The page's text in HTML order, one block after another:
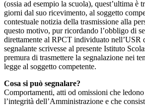
(ossia ad esempio la scuola), quest’ultima è
giorni dal suo ricevimento, al soggetto
contestuale notizia della trasmissione alla
questo motivo, pur ricordando l’obbligo di
direttamente al RPCT individuato nell’USR
segnalante scrivesse al presente Istituto
premura di trasmettere la segnalazione nei
legge al soggetto competente.
Cosa si può segnalare?
Comportamenti, atti od omissioni che
l’integrità dell’Amministrazione e che